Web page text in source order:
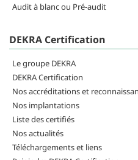
Audit à blanc ou Pré-audit
DEKRA Certification
Le groupe DEKRA
DEKRA Certification
Nos accréditations et
Nos implantations
Liste des certifiés
Nos actualités
Téléchargements et liens